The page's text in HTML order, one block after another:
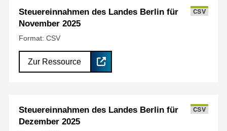
Steuereinnahmen des Landes Berlin für
November 2025
CSV
Format: CSV
Zur Ressource
Steuereinnahmen des Landes Berlin für
Dezember 2025
CSV